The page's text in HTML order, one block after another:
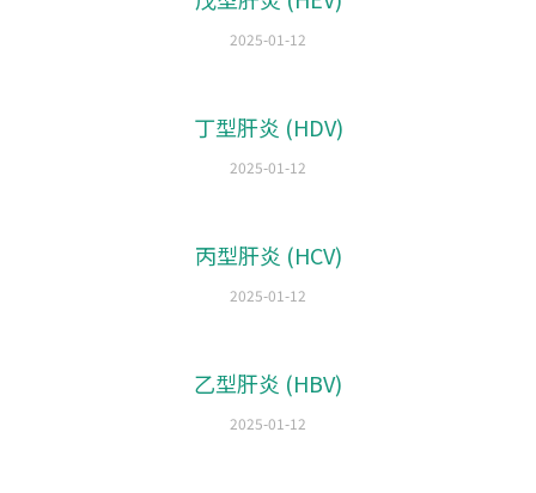
2025-01-12
丁型肝炎 (HDV)
2025-01-12
丙型肝炎 (HCV)
2025-01-12
乙型肝炎 (HBV)
2025-01-12